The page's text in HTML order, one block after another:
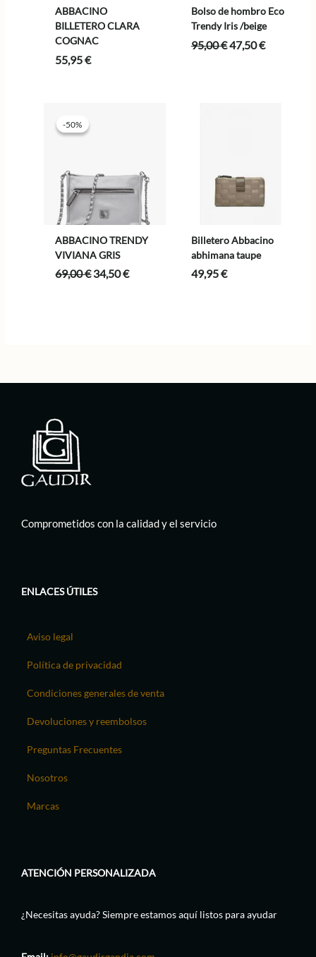
ABBACINO
BILLETERO CLARA
COGNAC
55,95€
Bolso de hombro Eco
Trendy Iris /beige
95,00€El
47,50€El
-50%
-50%
ABBACINO TRENDY
VIVIANA GRIS
69,00€El
34,50€El
Billetero Abbacino
abhimana taupe
49,95€
Comprometidos con la calidad y el servicio
ENLACES ÚTILES
Aviso legal
Política de privacidad
Condiciones generales de venta
Devoluciones y reembolsos
Preguntas Frecuentes
Nosotros
Marcas
ATENCIÓN PERSONALIZADA
¿Necesitas ayuda? Siempre estamos aquí listos para ayudar